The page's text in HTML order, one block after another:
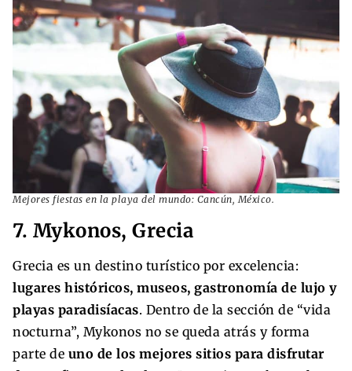
Mejores fiestas en la playa del mundo: Cancún, México.
7. Mykonos, Grecia
Grecia es un destino turístico por excelencia:
lugares históricos, museos, gastronomía de lujo y
playas paradisíacas. Dentro de la sección de “vida
nocturna”, Mykonos no se queda atrás y forma
parte de uno de los mejores sitios para disfrutar